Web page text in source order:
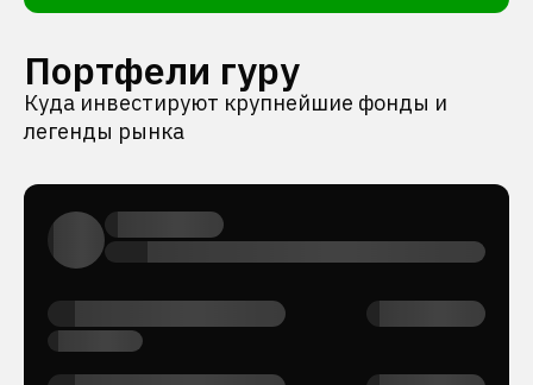
Портфели гуру
Куда инвестируют крупнейшие фонды и
легенды рынка